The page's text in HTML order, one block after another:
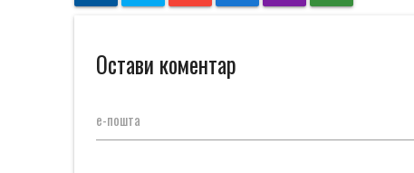
Остави коментар
е-пошта